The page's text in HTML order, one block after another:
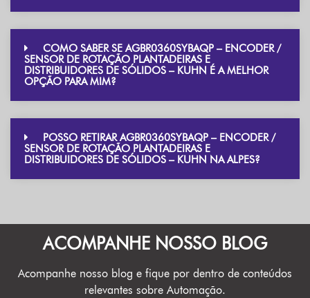
COMO SABER SE AGBR0360SYBAQP – ENCODER /
SENSOR DE ROTAÇÃO PLANTADEIRAS E
DISTRIBUIDORES DE SÓLIDOS – KUHN É A MELHOR
OPÇÃO PARA MIM?
POSSO RETIRAR AGBR0360SYBAQP – ENCODER /
SENSOR DE ROTAÇÃO PLANTADEIRAS E
DISTRIBUIDORES DE SÓLIDOS – KUHN NA ALPES?
ACOMPANHE NOSSO BLOG
Acompanhe nosso blog e fique por dentro de conteúdos
relevantes sobre Automação.